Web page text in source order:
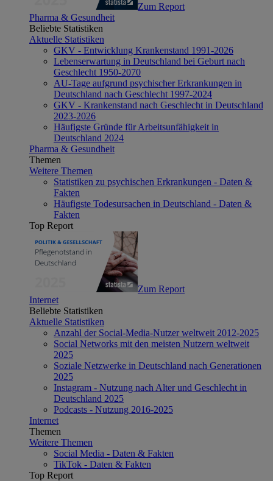
Zum Report
Pharma & Gesundheit
Beliebte Statistiken
Aktuelle Statistiken
GKV - Entwicklung Krankenstand 1991-2026
Lebenserwartung in Deutschland bei Geburt nach
Geschlecht 1950-2070
AU-Tage aufgrund psychischer Erkrankungen in
Deutschland nach Geschlecht 1997-2024
GKV - Krankenstand nach Geschlecht in Deutschland
2023-2026
Häufigste Gründe für Arbeitsunfähigkeit in
Deutschland 2024
Pharma & Gesundheit
Themen
Weitere Themen
Statistiken zu psychischen Erkrankungen - Daten &
Fakten
Häufigste Todesursachen in Deutschland - Daten &
Fakten
Top Report
Zum Report
Internet
Beliebte Statistiken
Aktuelle Statistiken
Anzahl der Social-Media-Nutzer weltweit 2012-2025
Social Networks mit den meisten Nutzern weltweit
2025
Soziale Netzwerke in Deutschland nach Generationen
2025
Instagram - Nutzung nach Alter und Geschlecht in
Deutschland 2025
Podcasts - Nutzung 2016-2025
Internet
Themen
Weitere Themen
Social Media - Daten & Fakten
TikTok - Daten & Fakten
Top Report